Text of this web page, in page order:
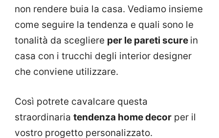
non rendere buia la casa. Vediamo insieme
come seguire la tendenza e quali sono le
tonalità da scegliere per le pareti scure in
casa con i trucchi degli interior designer
che conviene utilizzare.
Così potrete cavalcare questa
straordinaria tendenza home decor per il
vostro progetto personalizzato.